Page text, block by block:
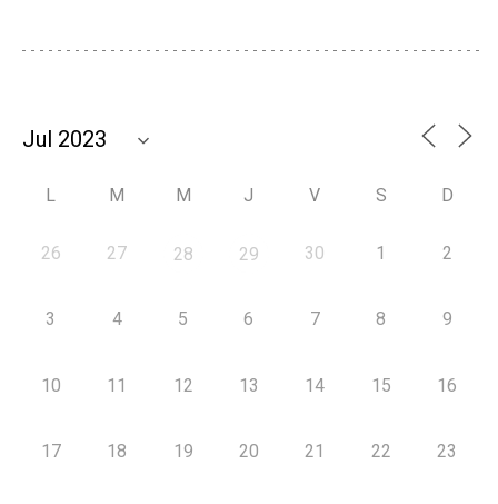
L M M J V S D
26 27 28 29 30 1 2
3 4 5 6 7 8 9
10 11 12 13 14 15 16
17 18 19 20 21 22 23